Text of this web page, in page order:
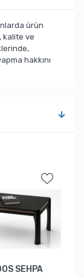
ürün
kalite ve
hakkını
SEHPA